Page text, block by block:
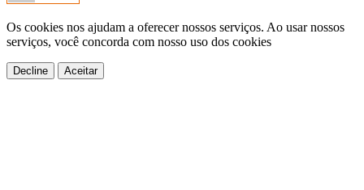
Os cookies nos ajudam a oferecer nossos serviços. Ao usar nossos
serviços, você concorda com nosso uso dos cookies
Decline Aceitar